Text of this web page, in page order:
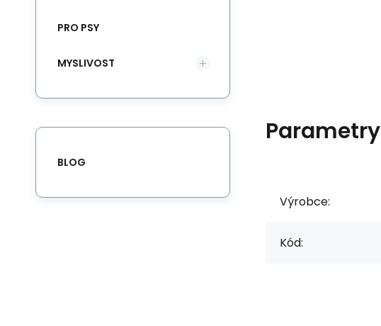
Parametry
Výrobce:
Kód:
PRO PSY
MYSLIVOST
BLOG